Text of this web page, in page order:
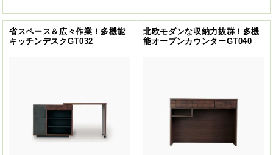
省スペース＆広々作業！多機能
キッチンデスクGT032
北欧モダンな収納力抜群！多機
能オープンカウンターGT040